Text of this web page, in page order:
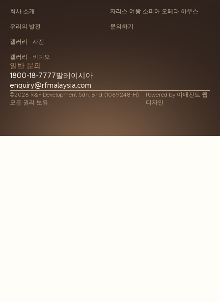
회사 소개
우리의 발전
갤러리 - 사진
갤러리 - 비디오
자리스 여왕 소피아 오페라 하우스
문의하기
일반 문의
1800-18-7777말레이시아
enquiry@rfmalaysia.com
©2026 R&F Development Sdn. Bhd. (1069248-H).
모든 권리 보유.
Powered by 이매진트 웹
디자인